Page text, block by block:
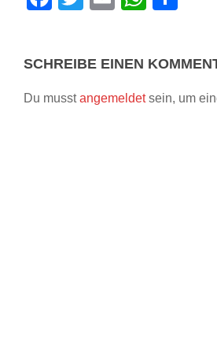
SCHREIBE EINEN
Du musstangemeldetsein, um